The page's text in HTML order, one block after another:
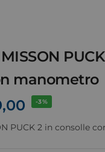
manometro
-3%
PUCK 2 in consolle